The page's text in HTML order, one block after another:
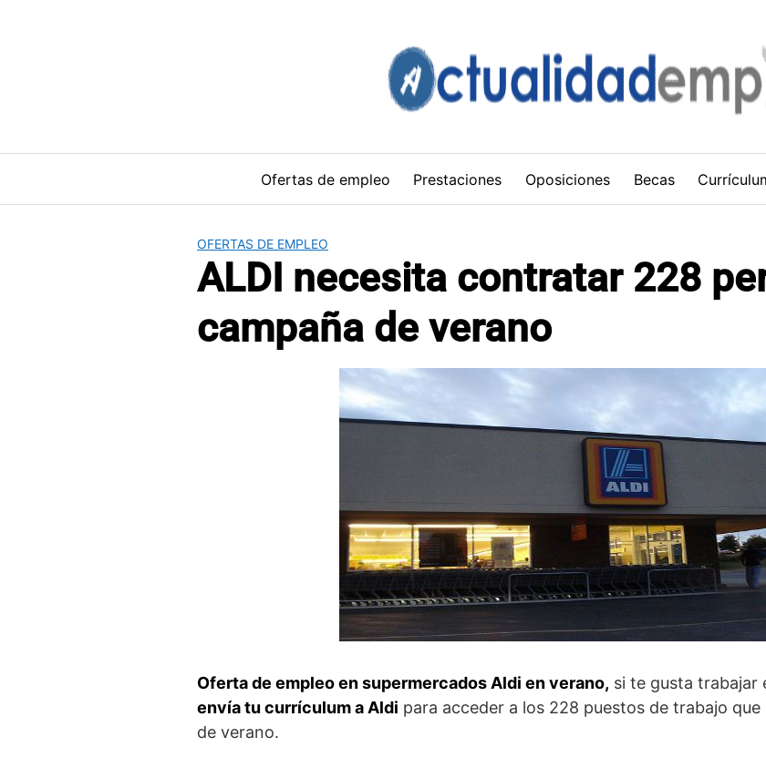
Ofertas de empleo Prestaciones Oposiciones Becas
OFERTAS DE EMPLEO
ALDI necesita contratar 228
campaña de verano
Oferta de empleo en supermercados Aldi en verano, si te gusta trabajar
envía tu currículum a Aldi para acceder a los 228 puestos de trabajo
de verano.